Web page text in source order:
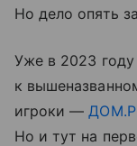
Но дело опять
Уже в 2023
к
игроки —
Но и тут на